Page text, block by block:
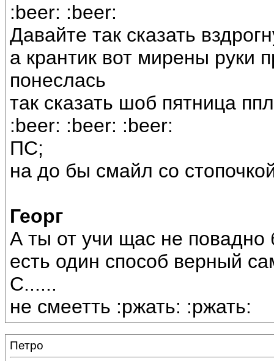
:beer: :beer:
Давайте так сказать
а крантик вот мирены руки
понеслась
так сказать шоб пятница
:beer: :beer: :beer:
ПС;
на до бы смайл со
Георг
А ты от учи щас не повадно
есть один способ верный
С......
не смеетть :ржать: :ржать:
Петро